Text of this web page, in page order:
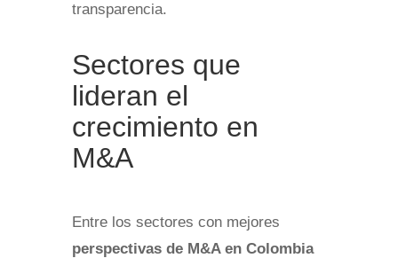
transparencia.
Sectores que
lideran el
crecimiento en
M&A
Entre los sectores con mejores
perspectivas de M&A en Colombia